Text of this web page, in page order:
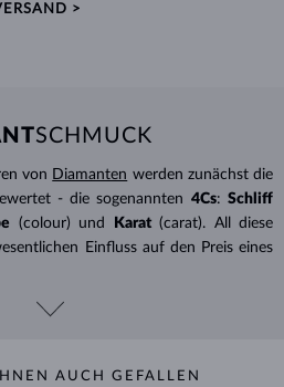
>
SCHMUCK
von Diamanten werden zunächst die
- die sogenannten 4Cs: Schliff
(colour) und Karat (carat). All diese
Einfluss auf den Preis eines
AUCH GEFALLEN